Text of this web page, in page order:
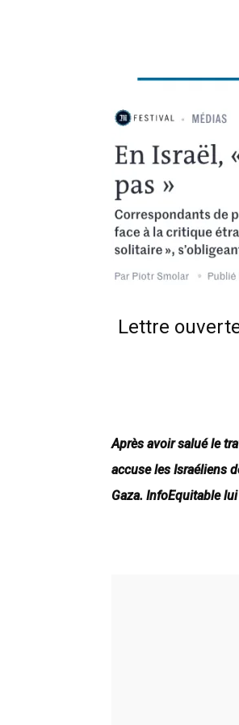
Lettre
Après avoir salué le
accuse les Israéliens
Gaza. InfoEquitable